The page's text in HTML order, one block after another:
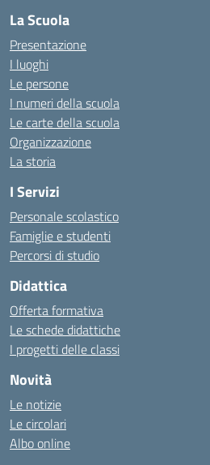
La Scuola
Presentazione
I luoghi
Le persone
I numeri della scuola
Le carte della scuola
Organizzazione
La storia
I Servizi
Personale scolastico
Famiglie e studenti
Percorsi di studio
Didattica
Offerta formativa
Le schede didattiche
I progetti delle classi
Novità
Le notizie
Le circolari
Albo online